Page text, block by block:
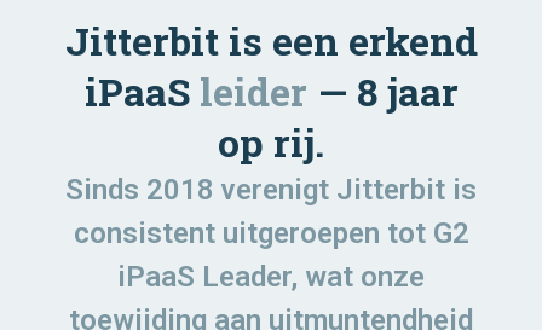
Jitterbit is een erkend
iPaaS leider — 8 jaar
op rij.
Sinds 2018 verenigt Jitterbit is
consistent uitgeroepen tot G2
iPaaS Leader, wat onze
toewijding aan uitmuntendheid